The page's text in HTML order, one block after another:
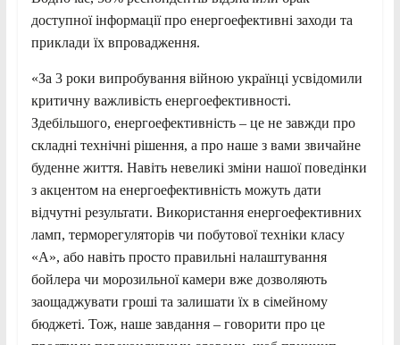
доступної інформації про енергоефективні заходи та
приклади їх впровадження.
«За 3 роки випробування війною українці усвідомили
критичну важливість енергоефективності.
Здебільшого, енергоефективність – це не завжди про
складні технічні рішення, а про наше з вами звичайне
буденне життя. Навіть невеликі зміни нашої поведінки
з акцентом на енергоефективність можуть дати
відчутні результати. Використання енергоефективних
ламп, терморегуляторів чи побутової техніки класу
«А», або навіть просто правильні налаштування
бойлера чи морозильної камери вже дозволяють
заощаджувати гроші та залишати їх в сімейному
бюджеті. Тож, наше завдання – говорити про це